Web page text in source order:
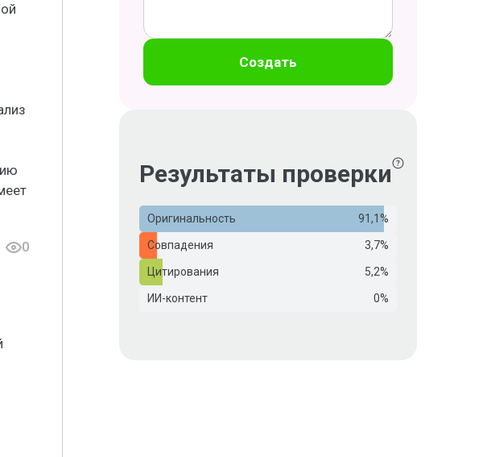
0
Создать
Результаты проверки
Оригинальность 91,1%
Совпадения 3,7%
Цитирования 5,2%
ИИ-контент 0%